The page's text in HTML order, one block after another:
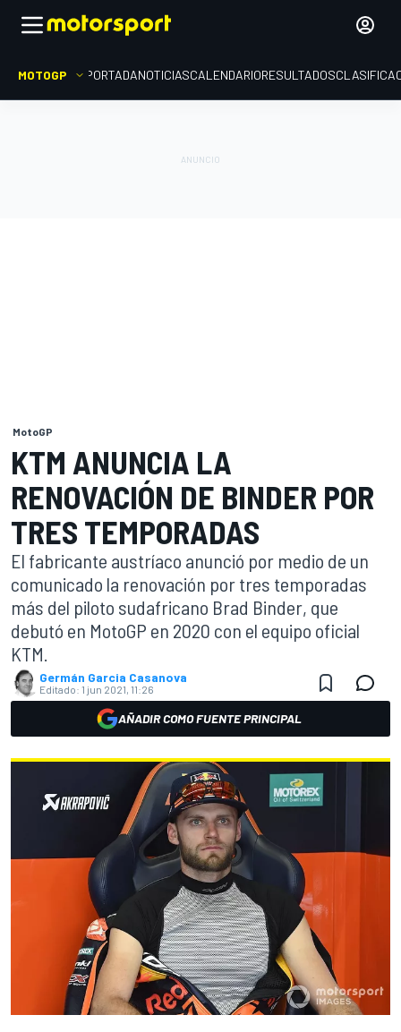
MOTOGP PORTADANOTICIASCALENDARIORESULTADOS
MotoGP
KTM ANUNCIA LA
RENOVACIÓN DE BINDER POR
TRES TEMPORADAS
El fabricante austríaco anunció por medio de un
comunicado la renovación por tres temporadas
más del piloto sudafricano Brad Binder, que
debutó en MotoGP en 2020 con el equipo oficial
KTM.
Germán Garcia Casanova
Editado: 1 jun 2021, 11:26
AÑADIR COMO FUENTE PRINCIPAL